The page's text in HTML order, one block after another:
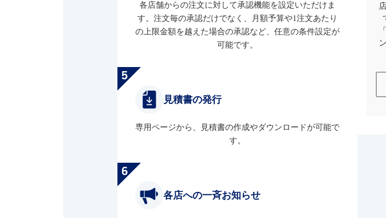
各店舗からの注文に対して承認機能を設定いただけま
す。注文毎の承認だけでなく、月額予算や1注文あたり
の上限金額を越えた場合の承認など、任意の条件設定が
可能です。
見積書の発行
専用ページから、見積書の作成やダウンロードが可能で
す。
各店への一斉お知らせ